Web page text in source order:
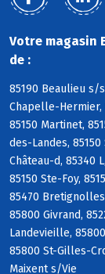
Votre magasin
de :
85190 Beaulieu s/
Chapelle-Hermier,
85150 Martinet,
des-Landes,
Château-d, 85340
85150 Ste-Foy,
85470 Bretignolles
85800 Givrand,
Landevieille,
85800 St-Gilles-
Maixent s/Vie